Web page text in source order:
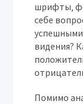
шрифты‚
себе
видения?
Помимо